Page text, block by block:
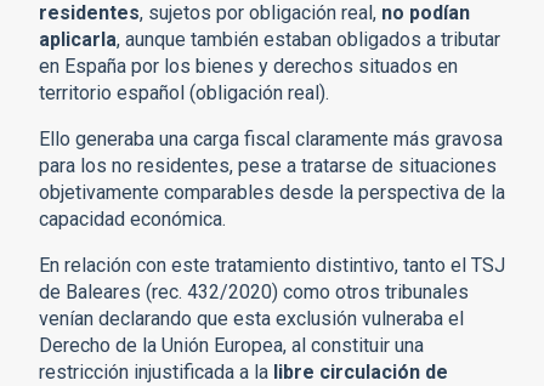
residentes, sujetos por obligación real, no podían
aplicarla, aunque también estaban obligados a tributar
en España por los bienes y derechos situados en
territorio español (obligación real).
Ello generaba una carga fiscal claramente más gravosa
para los no residentes, pese a tratarse de situaciones
objetivamente comparables desde la perspectiva de la
capacidad económica.
En relación con este tratamiento distintivo, tanto el TSJ
de Baleares (rec. 432/2020) como otros tribunales
venían declarando que esta exclusión vulneraba el
Derecho de la Unión Europea, al constituir una
restricción injustificada a la libre circulación de